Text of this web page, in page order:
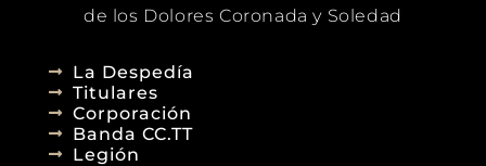
de los Dolores Coronada y Soledad
La Despedía
Titulares
Corporación
Banda CC.TT
Legión